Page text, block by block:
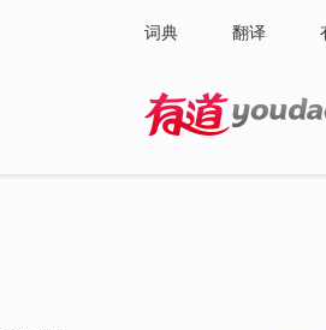
词典 翻译